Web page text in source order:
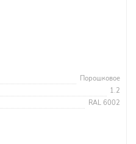
Порошковое
1.2
RAL 6002